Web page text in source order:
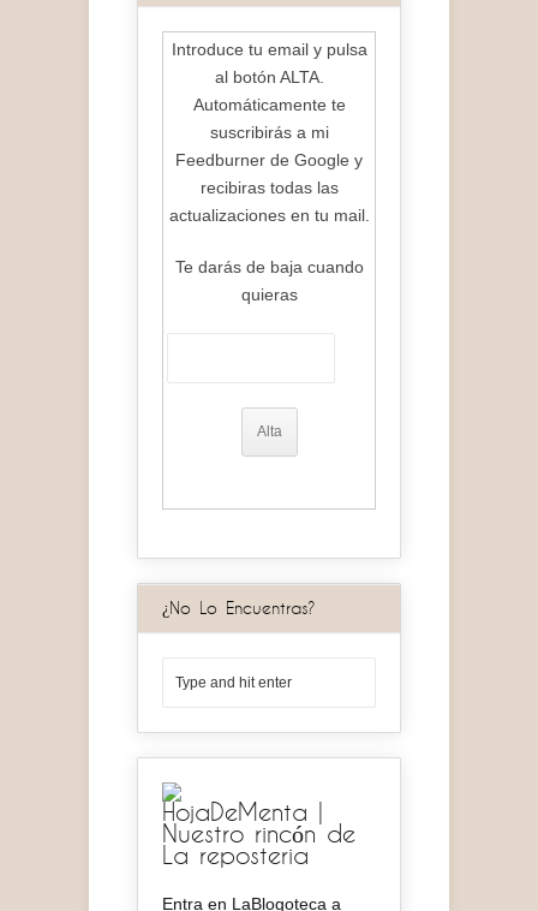
Introduce tu email y pulsa
al botón ALTA.
Automáticamente te
suscribirás a mi
Feedburner de Google y
recibiras todas las
actualizaciones en tu mail.
Te darás de baja cuando
quieras
¿No Lo Encuentras?
HojaDeMenta |
Nuestro rincón de
La reposteria
Entra en LaBlogoteca a